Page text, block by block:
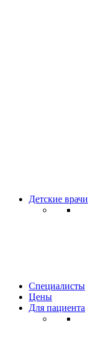
Детские врачи
Специалисты
Цены
Для пациента